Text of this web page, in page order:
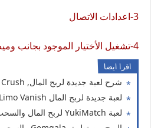
3-اعدادات الاتصال
4-تشغيل الأختيار الموجود بجانب وميض عند الاتصال.
اقرا ايضا
شرح لعبة جديدة لربح المال, Honey Crushوالسحب فودافون كاش,اتصالات كاش,اورنج كاش
لعبة جديدة لربح المال Limo Vanish والسحب فودافون كاش
لعبة YukiMatch لربح المال والسحب فودافون كاش,اتصالات كاش ،اورنج كاش